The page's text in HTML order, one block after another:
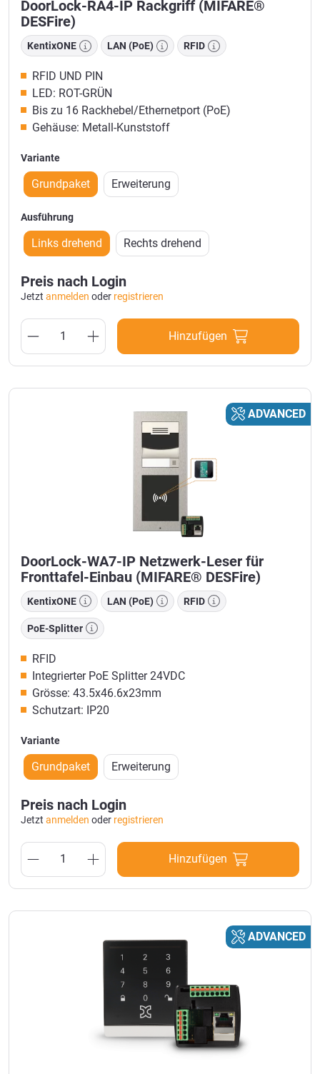
DoorLock-RA4-IP Rackgriff (MIFARE®
DESFire)
KentixONE LAN (PoE) RFID
RFID UND PIN
LED: ROT-GRÜN
Bis zu 16 Rackhebel/Ethernetport (PoE)
Gehäuse: Metall-Kunststoff
Variante
Grundpaket Erweiterung
Ausführung
Links drehend Rechts drehend
Preis nach Login
Jetzt anmelden oder registrieren
Hinzufügen
ADVANCED
DoorLock-WA7-IP Netzwerk-Leser für
Fronttafel-Einbau (MIFARE® DESFire)
KentixONE LAN (PoE) RFID
PoE-Splitter
RFID
Integrierter PoE Splitter 24VDC
Grösse: 43.5x46.6x23mm
Schutzart: IP20
Variante
Grundpaket Erweiterung
Preis nach Login
Jetzt anmelden oder registrieren
Hinzufügen
ADVANCED